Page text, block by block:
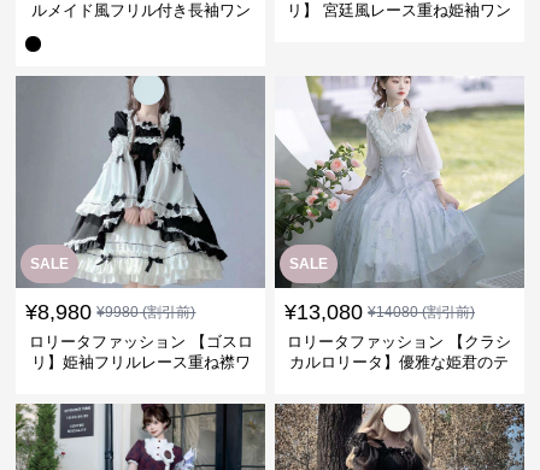
ルメイド風フリル付き長袖ワン
リ】 宮廷風レース重ね姫袖ワン
SALE
¥8,980 ¥9980(割引前)
ロリータファッション 【ゴスロ
リ】姫袖フリルレース重ね襟ワ
SALE
¥13,080 ¥14080(割引前)
ロリータファッション 【クラシ
カルロリータ】優雅な姫君のテ